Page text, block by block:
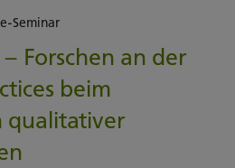
Seminar
Forschen an der
beim
qualitativer